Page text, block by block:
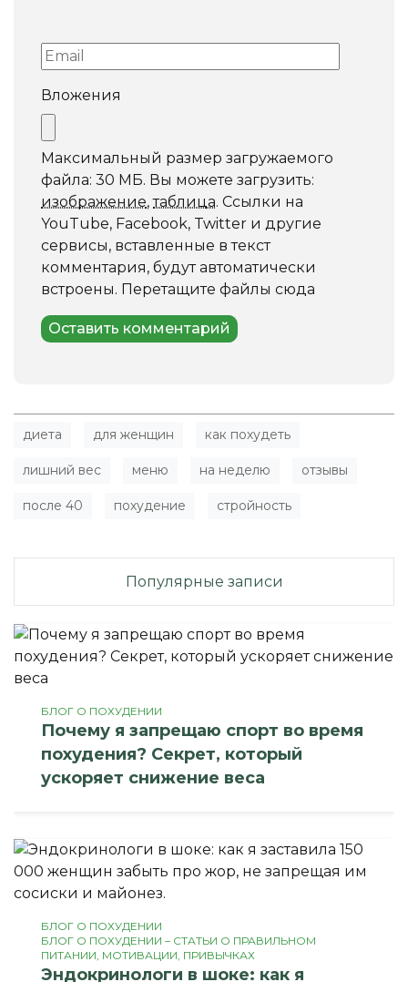
Вложения
Максимальный размер загружаемого
файла: 30 МБ. Вы можете загрузить:
изображение,таблица. Ссылки на
YouTube, Facebook, Twitter и другие
сервисы, вставленные в текст
комментария, будут автоматически
встроены. Перетащите файлы сюда
диета для женщин как похудеть
лишний вес меню на неделю отзывы
после 40 похудение стройность
Популярные записи
БЛОГ О ПОХУДЕНИИ
Почему я запрещаю спорт во время
похудения? Секрет, который
ускоряет снижение веса
БЛОГ О ПОХУДЕНИИ
БЛОГ О ПОХУДЕНИИ – СТАТЬИ О ПРАВИЛЬНОМ
ПИТАНИИ, МОТИВАЦИИ, ПРИВЫЧКАХ
Эндокринологи в шоке: как я